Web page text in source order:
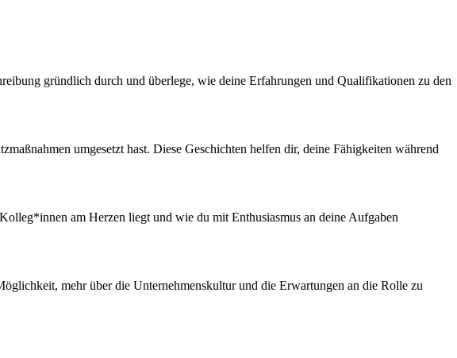
gründlich durch und überlege, wie deine Erfahrungen und Qualifikationen zu den
umgesetzt hast. Diese Geschichten helfen dir, deine Fähigkeiten während
am Herzen liegt und wie du mit Enthusiasmus an deine Aufgaben
mehr über die Unternehmenskultur und die Erwartungen an die Rolle zu